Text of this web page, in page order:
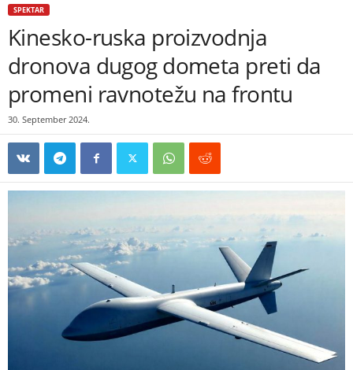
SPEKTAR
Kinesko-ruska proizvodnja
dronova dugog dometa preti da
promeni ravnotežu na frontu
30. September 2024.